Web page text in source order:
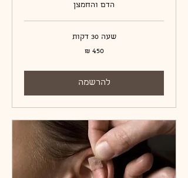
הדם והחמצן
שעה 30 דקות
‏450 ‏₪
להרשמה